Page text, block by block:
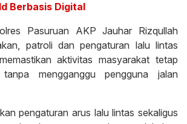
Berbasis Digital
Pasuruan AKP Jauhar Rizqullah
patroli dan pengaturan lalu lintas
aktivitas masyarakat tetap
mengganggu pengguna jalan
pengaturan arus lalu lintas sekaligus